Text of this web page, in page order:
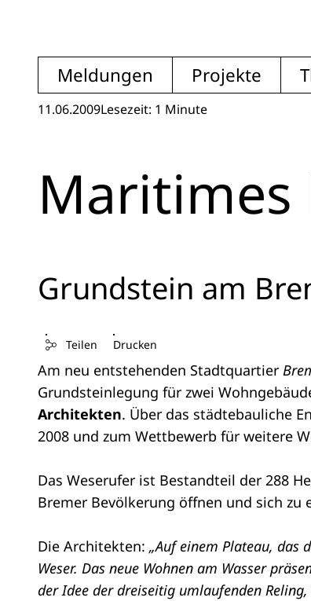
Meldungen Projekte
11.06.2009Lesezeit: 1 Minute
Maritimes
Grundstein am
Teilen Drucken
Am neu entstehenden Stadtquartier
Grundsteinlegung für zwei
Architekten. Über das städtebauliche
2008 und zum Wettbewerb für weitere
Das Weserufer ist Bestandteil der 288
Bremer Bevölkerung öffnen und sich
Die Architekten: „Auf einem Plateau, das
Weser. Das neue Wohnen am Wasser
der Idee der dreiseitig umlaufenden